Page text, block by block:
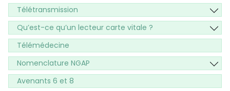
Télétransmission
Qu’est-ce qu’un lecteur carte vitale ?
Télémédecine
Nomenclature NGAP
Avenants 6 et 8